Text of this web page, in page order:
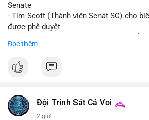
Senate
- Tim Scott (Thành viên Senát SC) cho
được phê duyệt
trình
#vlikevn #titanbot
Đọc thêm
Đội Trinh Sát Cá Voi
2 giờ